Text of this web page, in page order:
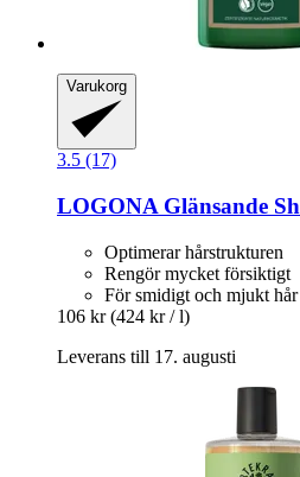
Varukorg
3.5 (17)
LOGONA Glänsande
Optimerar hårstrukturen
Rengör mycket försiktigt
För smidigt och mjukt hår
106 kr (424 kr / l)
Leverans till 17. augusti